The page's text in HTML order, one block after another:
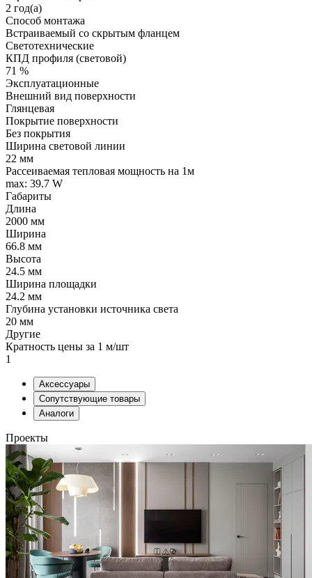
2 год(а)
Способ монтажа
Встраиваемый со скрытым фланцем
Светотехнические
КПД профиля (cветовой)
71 %
Эксплуатационные
Внешний вид поверхности
Глянцевая
Покрытие поверхности
Без покрытия
Ширина световой линии
22 мм
Рассеиваемая тепловая мощность на 1м
max: 39.7 W
Габариты
Длина
2000 мм
Ширина
66.8 мм
Высота
24.5 мм
Ширина площадки
24.2 мм
Глубина установки источника света
20 мм
Другие
Кратность цены за 1 м/шт
1
Аксессуары
Сопутствующие товары
Аналоги
Проекты